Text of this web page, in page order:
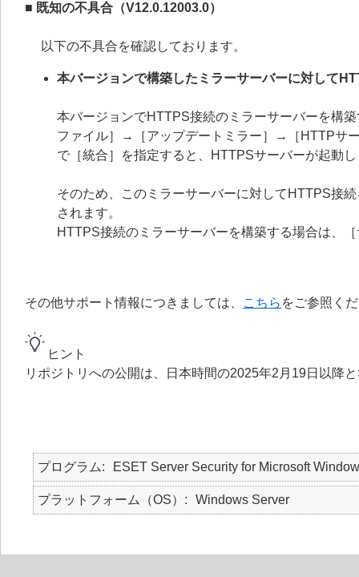
■ 既知の不具合（V12.0.12003.0）
以下の不具合を確認しております。
本バージョンで構築したミラーサーバーに対して
本バージョンでHTTPS接続のミラーサーバーを
ファイル］→［アップデートミラー］→［HTTPサ
で［統合］を指定すると、HTTPSサーバーが起動
そのため、このミラーサーバーに対してHTTPS接
されます。
HTTPS接続のミラーサーバーを構築する場合は、
その他サポート情報につきましては、 こちら をご参照く
ヒント
リポジトリへの公開は、日本時間の2025年2月19日以降
プログラム ESET Server Security for Microsoft
プラットフォーム（OS） Windows Server